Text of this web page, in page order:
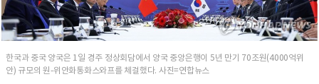
한국과 중국 양국은 1일 경주 정상회담에서 양국 중앙은행이 5년 만기 70조원(4000억위
안) 규모의 원-위안화통화스와프를 체걸했다. 사진=연합뉴스